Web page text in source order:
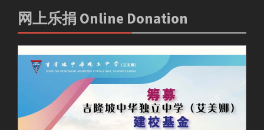
网上乐捐 Online Donation